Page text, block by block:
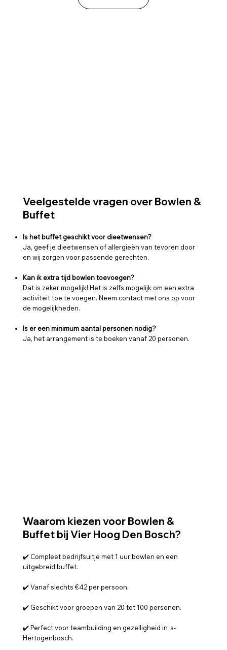
Veelgestelde vragen over Bowlen &
Buffet
Is het buffet geschikt voor dieetwensen?
Ja, geef je dieetwensen of allergieën van tevoren door
en wij zorgen voor passende gerechten.
Kan ik extra tijd bowlen toevoegen?
Dat is zeker mogelijk! Het is zelfs mogelijk om een extra
activiteit toe te voegen. Neem contact met ons op voor
de mogelijkheden.
Is er een minimum aantal personen nodig?
Ja, het arrangement is te boeken vanaf 20 personen.
Waarom kiezen voor Bowlen &
Buffet bij Vier Hoog Den Bosch?
✔️ Compleet bedrijfsuitje met 1 uur bowlen en een
uitgebreid buffet.
✔️ Vanaf slechts €42 per persoon.
✔️ Geschikt voor groepen van 20 tot 100 personen.
✔️ Perfect voor teambuilding en gezelligheid in 's-
Hertogenbosch.